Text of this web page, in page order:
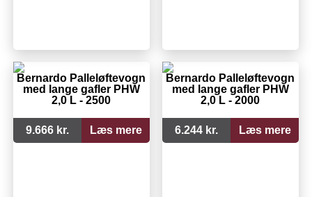
Bernardo Palleløftevogn
med lange gafler PHW
2,0 L - 2500
9.666 kr. Læs mere
Bernardo Palleløftevogn
med lange gafler PHW
2,0 L - 2000
6.244 kr. Læs mere